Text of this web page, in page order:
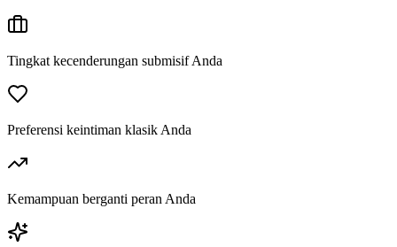
Tingkat kecenderungan submisif Anda
Preferensi keintiman klasik Anda
Kemampuan berganti peran Anda